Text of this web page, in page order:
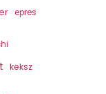
epres
keksz